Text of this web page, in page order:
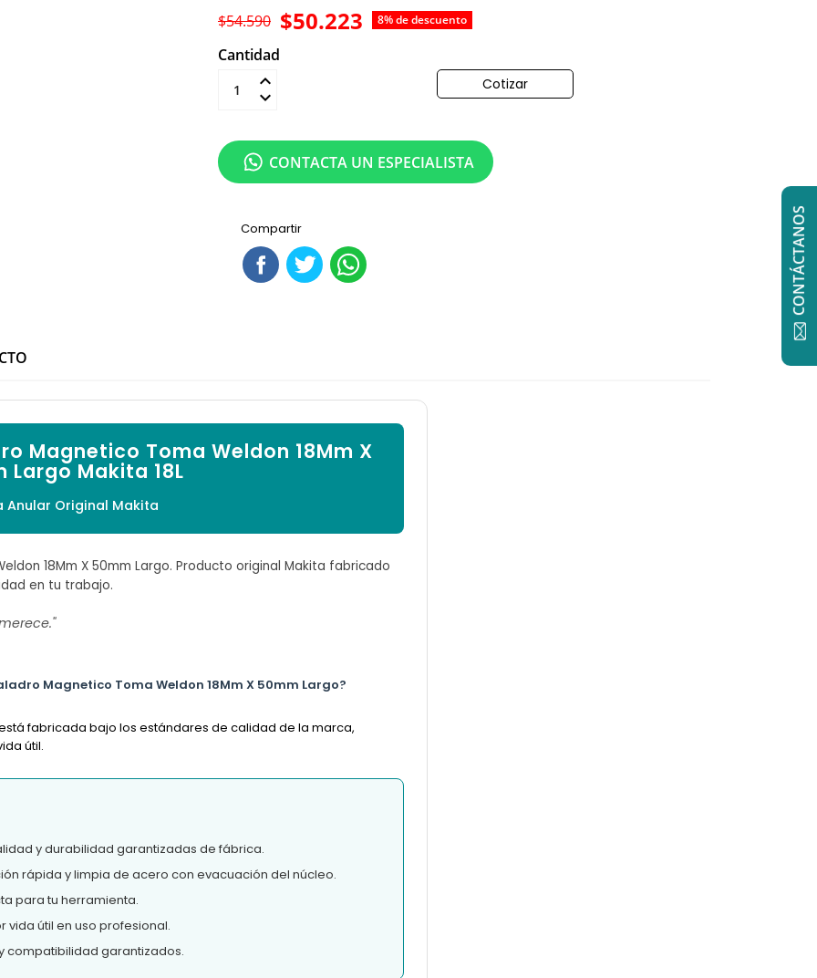
$50.223 8% de descuento
$54.590
Cantidad
Cotizar
Compartir
CONTACTA UN ESPECIALISTA
Magnetico Toma Weldon 18Mm X
Largo Makita 18L
Anular Original Makita
18Mm X 50mm Largo. Producto original Makita fabricado
en tu trabajo.
Magnetico Toma Weldon 18Mm X 50mm Largo?
está fabricada bajo los estándares de calidad de la marca,
útil.
y durabilidad garantizadas de fábrica.
rápida y limpia de acero con evacuación del núcleo.
para tu herramienta.
vida útil en uso profesional.
compatibilidad garantizados.
CONTÁCTANOS